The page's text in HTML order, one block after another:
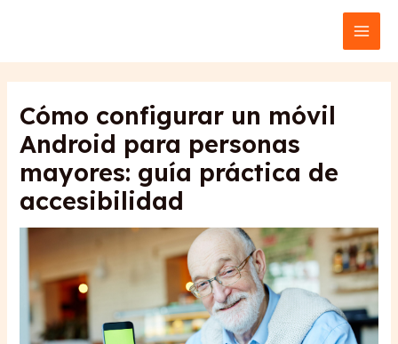
Cómo configurar un móvil
Android para personas
mayores: guía práctica de
accesibilidad